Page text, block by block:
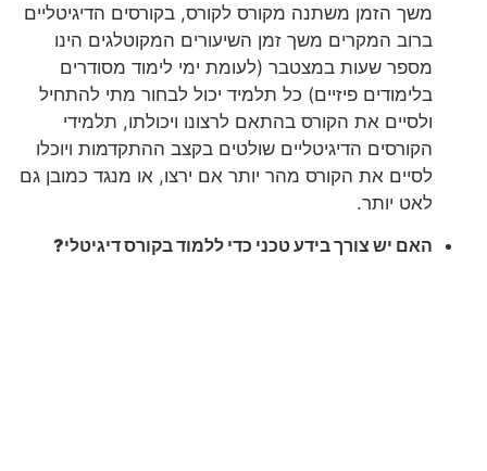
משך הזמן משתנה מקורס לקורס, בקורסים הדיגיטליים
ברוב המקרים משך זמן השיעורים המקוטלגים הינו
מספר שעות במצטבר (לעומת ימי לימוד מסודרים
בלימודים פיזיים) כל תלמיד יכול לבחור מתי להתחיל
ולסיים את הקורס בהתאם לרצונו ויכולתו, תלמידי
הקורסים הדיגיטליים שולטים בקצב ההתקדמות ויוכלו
לסיים את הקורס מהר יותר אם ירצו, או מנגד כמובן גם
לאט יותר.
האם יש צורך בידע טכני כדי ללמוד בקורס דיגיטלי?